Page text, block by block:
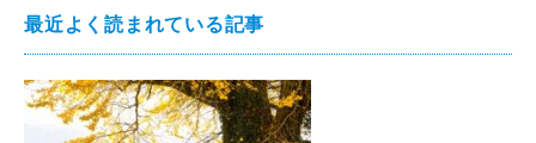
最近よく読まれている記事